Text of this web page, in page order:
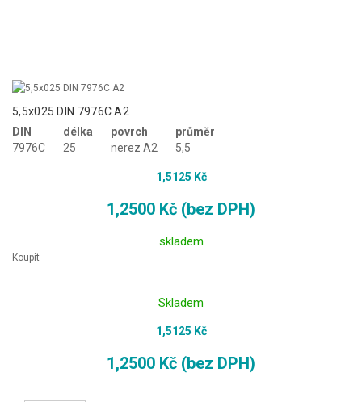
5,5x025 DIN 7976C A2
DIN
7976C
délka
25
povrch
nerez A2
průměr
5,5
1,5125 Kč
1,2500 Kč (bez DPH)
skladem
Koupit
Skladem
1,5125 Kč
1,2500 Kč (bez DPH)